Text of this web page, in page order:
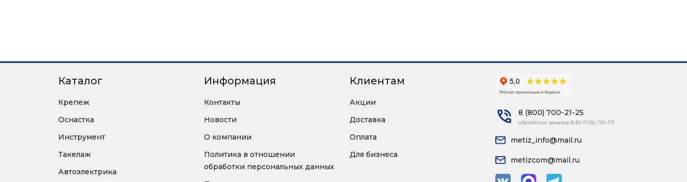
Каталог
Крепеж
Оснастка
Инструмент
Такелаж
Автоэлектрика
Информация
Контакты
Новости
О компании
Политика в отношении
обработки персональных данных
Клиентам
Акции
Доставка
Оплата
Для бизнеса
8 (800) 700-21-25
обработка заказов 8:30-17:00, ПН-ПТ
metiz_info@mail.ru
metizcom@mail.ru